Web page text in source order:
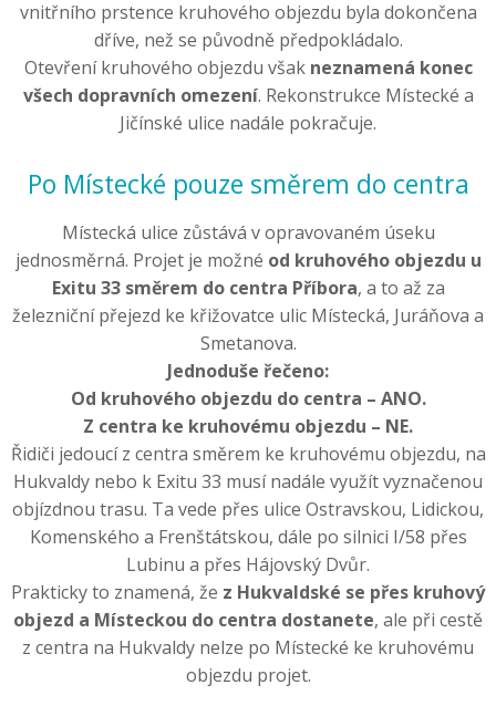
vnitřního prstence kruhového objezdu byla dokončena
dříve, než se původně předpokládalo.
Otevření kruhového objezdu však neznamená konec
všech dopravních omezení. Rekonstrukce Místecké a
Jičínské ulice nadále pokračuje.
Po Místecké pouze směrem do centra
Místecká ulice zůstává v opravovaném úseku
jednosměrná. Projet je možné od kruhového objezdu u
Exitu 33 směrem do centra Příbora, a to až za
železniční přejezd ke křižovatce ulic Místecká, Juráňova a
Smetanova.
Jednoduše řečeno:
Od kruhového objezdu do centra – ANO.
Z centra ke kruhovému objezdu – NE.
Řidiči jedoucí z centra směrem ke kruhovému objezdu, na
Hukvaldy nebo k Exitu 33 musí nadále využít vyznačenou
objízdnou trasu. Ta vede přes ulice Ostravskou, Lidickou,
Komenského a Frenštátskou, dále po silnici I/58 přes
Lubinu a přes Hájovský Dvůr.
Prakticky to znamená, že z Hukvaldské se přes kruhový
objezd a Místeckou do centra dostanete, ale při cestě
z centra na Hukvaldy nelze po Místecké ke kruhovému
objezdu projet.